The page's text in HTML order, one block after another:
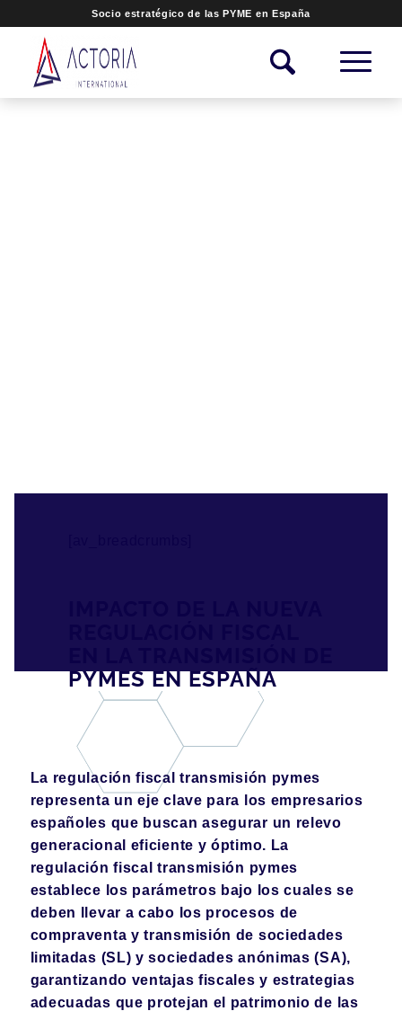
Socio estratégico de las PYME en España
PYMES EN ESPAÑA
La regulación fiscal transmisión pymes
representa un eje clave para los empresarios
españoles que buscan asegurar un relevo
generacional eficiente y óptimo. La
regulación fiscal transmisión pymes
establece los parámetros bajo los cuales se
deben llevar a cabo los procesos de
compraventa y transmisión de sociedades
limitadas (SL) y sociedades anónimas (SA),
garantizando ventajas fiscales y estrategias
adecuadas que protejan el patrimonio de las